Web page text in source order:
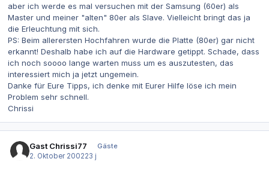
aber ich werde es mal versuchen mit der Samsung (60er) als
Master und meiner "alten" 80er als Slave. Vielleicht bringt das ja
die Erleuchtung mit sich.
PS: Beim allerersten Hochfahren wurde die Platte (80er) gar nicht
erkannt! Deshalb habe ich auf die Hardware getippt. Schade, dass
ich noch soooo lange warten muss um es auszutesten, das
interessiert mich ja jetzt ungemein.
Danke für Eure Tipps, ich denke mit Eurer Hilfe löse ich mein
Problem sehr schnell.
Chrissi
Gast Chrissi77
Gäste
2. Oktober 200223 j